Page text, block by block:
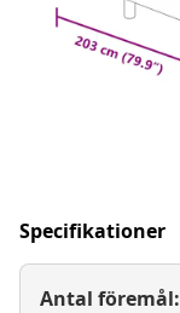
Specifikationer
Antal föremål: